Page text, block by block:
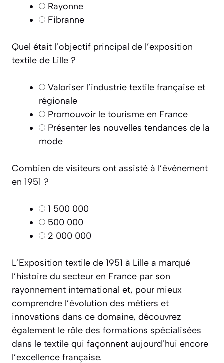
Rayonne
Fibranne
Quel était l’objectif principal de l’exposition
textile de Lille ?
Valoriser l’industrie textile française et
régionale
Promouvoir le tourisme en France
Présenter les nouvelles tendances de la
mode
Combien de visiteurs ont assisté à l’événement
en 1951 ?
1 500 000
500 000
2 000 000
L’Exposition textile de 1951 à Lille a marqué
l’histoire du secteur en France par son
rayonnement international et, pour mieux
comprendre l’évolution des métiers et
innovations dans ce domaine, découvrez
également le rôle des formations spécialisées
dans le textile qui façonnent aujourd’hui encore
l’excellence française.